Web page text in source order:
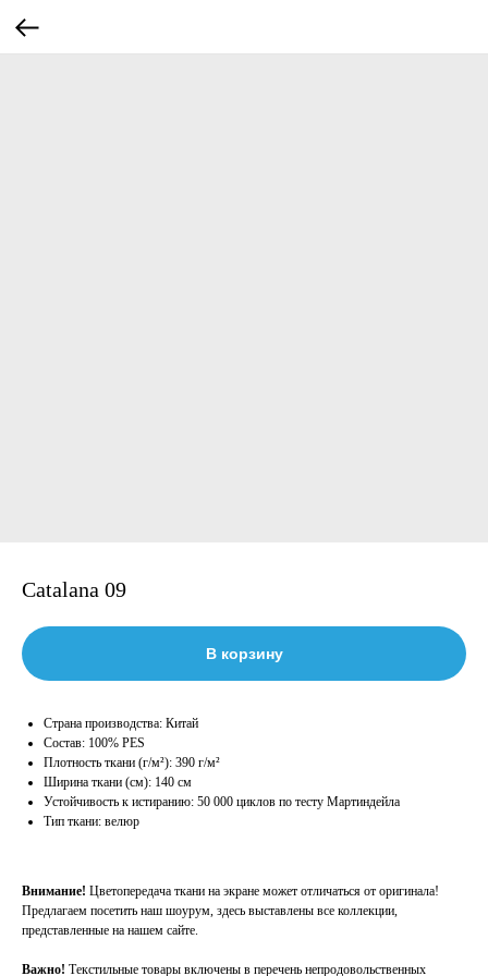
Catalana 09
В корзину
Страна производства: Китай
Состав: 100% PES
Плотность ткани (г/м²): 390 г/м²
Ширина ткани (см): 140 см
Устойчивость к истиранию: 50 000 циклов по тесту Мартиндейла
Тип ткани: велюр
Внимание! Цветопередача ткани на экране может отличаться от оригинала!
Предлагаем посетить наш шоурум, здесь выставлены все коллекции,
представленные на нашем сайте.
Важно! Текстильные товары включены в перечень непродовольственных